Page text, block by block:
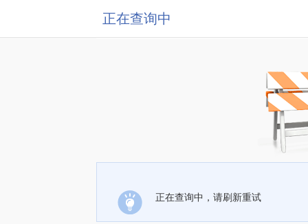
正在查询中
正在查询中，请刷新重试